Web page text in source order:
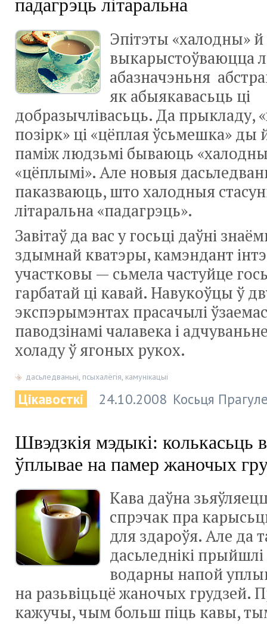
падагрэць літаральна
Эпітэты «халодны»
выкарыстоўваюцца
абазначэньня
як абыякавасьць ці
добразычлівасьць. Да прыкладу,
позірк» ці «цёплая ўсьмешка» ды
паміж людзьмі бываюць
«цёплымі». Але новыя
паказваюць, што халодныя
літаральна «падагрэць».
Завітаў да вас у госьці даўні
здымнай кватэры, камэндант
участковы — сьмела частуйце
гарбатай ці кавай. Навукоўцы ў
экспэрымэнтах прасачылі
паводзінамі чалавека і
холаду ў ягоных рукох.
дасьледваньні, псыхалёгія, камунікацыі
Цікавосткі 24.10.2008 Косьця
Швэдзкія мэдыкі: колькасьць
ўплывае на памер жаночых
Кава даўна
спрэчак пра
для здароўя. Але да
дасьледнікі
водарны напой
на разьвіцьцё жаночых грудзей.
кажучы, чым больш піць кавы,